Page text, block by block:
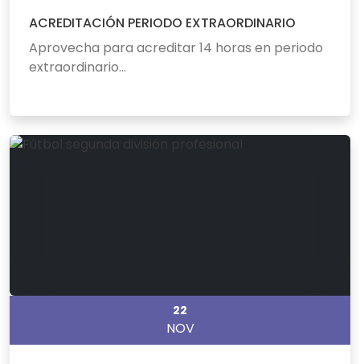
ACREDITACIÓN PERIODO EXTRAORDINARIO
Aprovecha para acreditar 14 horas en periodo
extraordinario...
22
NOV